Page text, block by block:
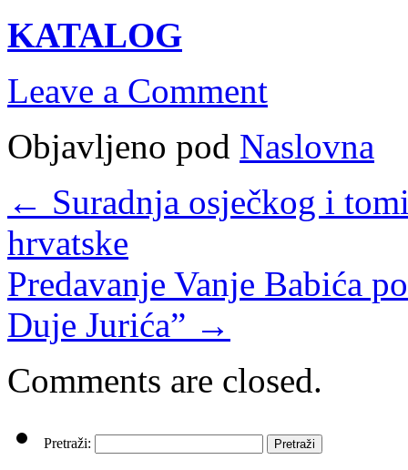
KATALOG
Leave a Comment
Objavljeno pod Naslovna
← Suradnja osječkog i
hrvatske
Predavanje Vanje Babića
Duje Jurića” →
Comments are closed.
Pretraži: